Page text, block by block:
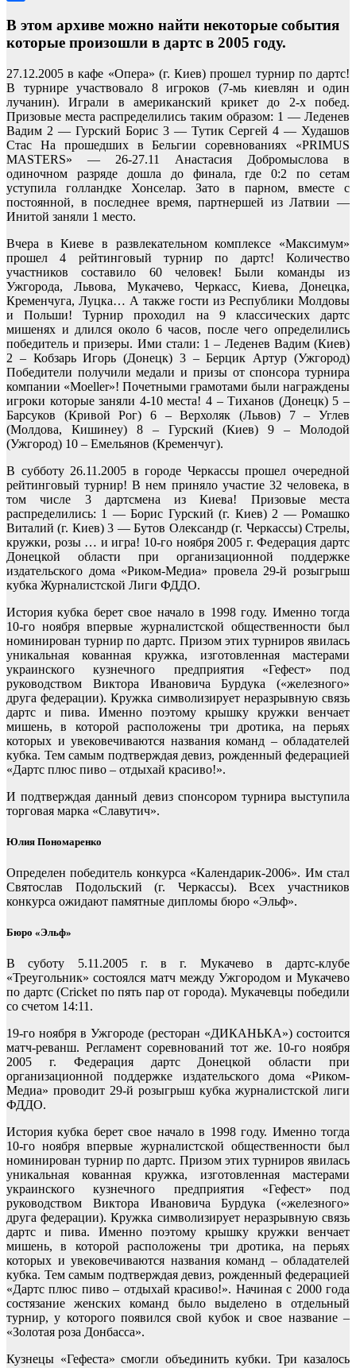
В этом архиве можно найти некоторые события
которые произошли в дартс в 2005 году.
27.12.2005 в кафе «Опера» (г. Киев) прошел турнир по дартс!
В турнире участвовало 8 игроков (7-мь киевлян и один
лучанин). Играли в американский крикет до 2-х побед.
Призовые места распределились таким образом: 1 — Леденев
Вадим 2 — Гурский Борис 3 — Тутик Сергей 4 — Худашов
Стас На прошедших в Бельгии соревнованиях «PRIMUS
MASTERS» — 26-27.11 Анастасия Добромыслова в
одиночном разряде дошла до финала, где 0:2 по сетам
уступила голландке Хонселар. Зато в парном, вместе с
постоянной, в последнее время, партнершей из Латвии —
Инитой заняли 1 место.
Вчера в Киеве в развлекательном комплексе «Максимум»
прошел 4 рейтинговый турнир по дартс! Количество
участников составило 60 человек! Были команды из
Ужгорода, Львова, Мукачево, Черкасс, Киева, Донецка,
Кременчуга, Луцка… А также гости из Республики Молдовы
и Польши! Турнир проходил на 9 классических дартс
мишенях и длился около 6 часов, после чего определились
победитель и призеры. Ими стали: 1 – Леденев Вадим (Киев)
2 – Кобзарь Игорь (Донецк) 3 – Берцик Артур (Ужгород)
Победители получили медали и призы от спонсора турнира
компании «Moeller»! Почетными грамотами были награждены
игроки которые заняли 4-10 места! 4 – Тиханов (Донецк) 5 –
Барсуков (Кривой Рог) 6 – Верхоляк (Львов) 7 – Углев
(Молдова, Кишинеу) 8 – Гурский (Киев) 9 – Молодой
(Ужгород) 10 – Емельянов (Кременчуг).
В субботу 26.11.2005 в городе Черкассы прошел очередной
рейтинговый турнир! В нем приняло участие 32 человека, в
том числе 3 дартсмена из Киева! Призовые места
распределились: 1 — Борис Гурский (г. Киев) 2 — Ромашко
Виталий (г. Киев) 3 — Бутов Олександр (г. Черкассы) Стрелы,
кружки, розы … и игра! 10-го ноября 2005 г. Федерация дартс
Донецкой области при организационной поддержке
издательского дома «Риком-Медиа» провела 29-й розыгрыш
кубка Журналистской Лиги ФДДО.
История кубка берет свое начало в 1998 году. Именно тогда
10-го ноября впервые журналистской общественности был
номинирован турнир по дартс. Призом этих турниров явилась
уникальная кованная кружка, изготовленная мастерами
украинского кузнечного предприятия «Гефест» под
руководством Виктора Ивановича Бурдука («железного»
друга федерации). Кружка символизирует неразрывную связь
дартс и пива. Именно поэтому крышку кружки венчает
мишень, в которой расположены три дротика, на перьях
которых и увековечиваются названия команд – обладателей
кубка. Тем самым подтверждая девиз, рожденный федерацией
«Дартс плюс пиво – отдыхай красиво!».
И подтверждая данный девиз спонсором турнира выступила
торговая марка «Славутич».
Юлия Пономаренко
Определен победитель конкурса «Календарик-2006». Им стал
Святослав Подольский (г. Черкассы). Всех участников
конкурса ожидают памятные дипломы бюро «Эльф».
Бюро «Эльф»
В суботу 5.11.2005 г. в г. Мукачево в дартс-клубе
«Треугольник» состоялся матч между Ужгородом и Мукачево
по дартс (Cricket по пять пар от города). Мукачевцы победили
со счетом 14:11.
19-го ноября в Ужгороде (ресторан «ДИКАНЬКА») состоится
матч-реванш. Регламент соревнований тот же. 10-го ноября
2005 г. Федерация дартс Донецкой области при
организационной поддержке издательского дома «Риком-
Медиа» проводит 29-й розыгрыш кубка журналистской лиги
ФДДО.
История кубка берет свое начало в 1998 году. Именно тогда
10-го ноября впервые журналистской общественности был
номинирован турнир по дартс. Призом этих турниров явилась
уникальная кованная кружка, изготовленная мастерами
украинского кузнечного предприятия «Гефест» под
руководством Виктора Ивановича Бурдука («железного»
друга федерации). Кружка символизирует неразрывную связь
дартс и пива. Именно поэтому крышку кружки венчает
мишень, в которой расположены три дротика, на перьях
которых и увековечиваются названия команд – обладателей
кубка. Тем самым подтверждая девиз, рожденный федерацией
«Дартс плюс пиво – отдыхай красиво!». Начиная с 2000 года
состязание женских команд было выделено в отдельный
турнир, у которого появился свой кубок и свое название –
«Золотая роза Донбасса».
Кузнецы «Гефеста» смогли объединить кубки. Три казалось